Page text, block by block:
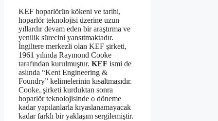
KEF hoparlörün kökeni ve tarihi,
hoparlör teknolojisi üzerine uzun
yıllardır devam eden bir araştırma ve
yenilik sürecini yansıtmaktadır.
İngiltere merkezli olan KEF şirketi,
1961 yılında Raymond Cooke
tarafından kurulmuştur. KEF ismi de
aslında “Kent Engineering &
Foundry” kelimelerinin kısaltmasıdır.
Cooke, şirketi kurduktan sonra
hoparlör teknolojisinde o döneme
kadar yapılanlarla kıyaslanamayacak
kadar farklı bir yaklaşım sergilemiştir.